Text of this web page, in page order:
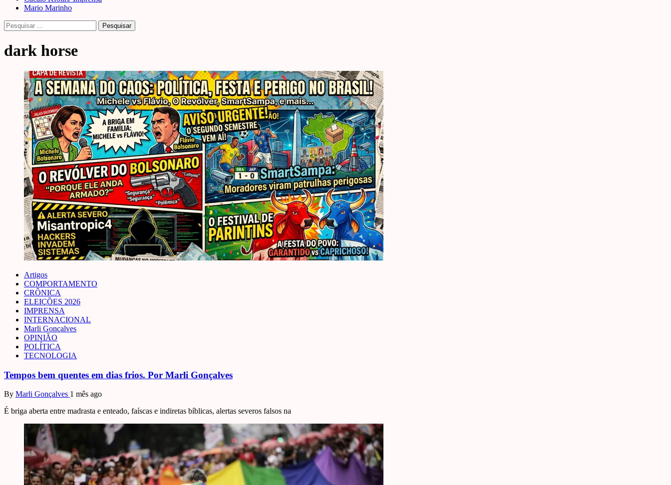
Mario Marinho
Pesquisar
por:
dark horse
Artigos
COMPORTAMENTO
CRÔNICA
ELEIÇÕES 2026
IMPRENSA
INTERNACIONAL
Marli Gonçalves
OPINIÃO
POLÍTICA
TECNOLOGIA
Tempos bem quentes em dias frios. Por Marli Gonçalves
By Marli Gonçalves 1 mês ago
É briga aberta entre madrasta e enteado, faíscas e indiretas bíblicas, alertas severos falsos na